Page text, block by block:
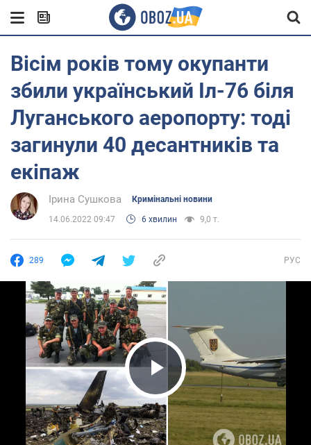
Вісім років тому окупанти
збили український Іл-76 біля
Луганського аеропорту: тоді
загинули 40 десантників та
екіпаж
Ірина Сушкова Кримінальні новини
14.06.2022 09:47 6 хвилин 9,0 т.
289 РУС
Play Video